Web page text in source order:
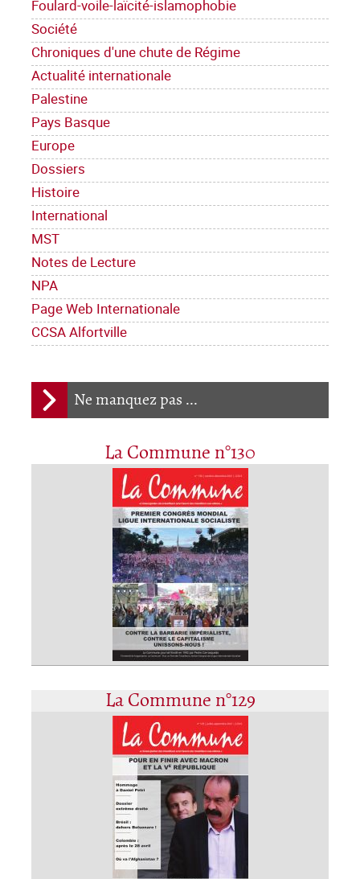
Foulard-voile-laïcité-islamophobie
Société
Chroniques d'une chute de Régime
Actualité internationale
Palestine
Pays Basque
Europe
Dossiers
Histoire
International
MST
Notes de Lecture
NPA
Page Web Internationale
CCSA Alfortville
Ne manquez pas ...
La Commune n°130
La Commune n°129